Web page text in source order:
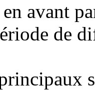
avant
de